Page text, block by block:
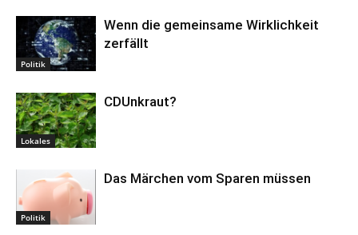
Politik
Wenn die gemeinsame Wirklichkeit
zerfällt
Lokales
CDUnkraut?
Politik
Das Märchen vom Sparen müssen